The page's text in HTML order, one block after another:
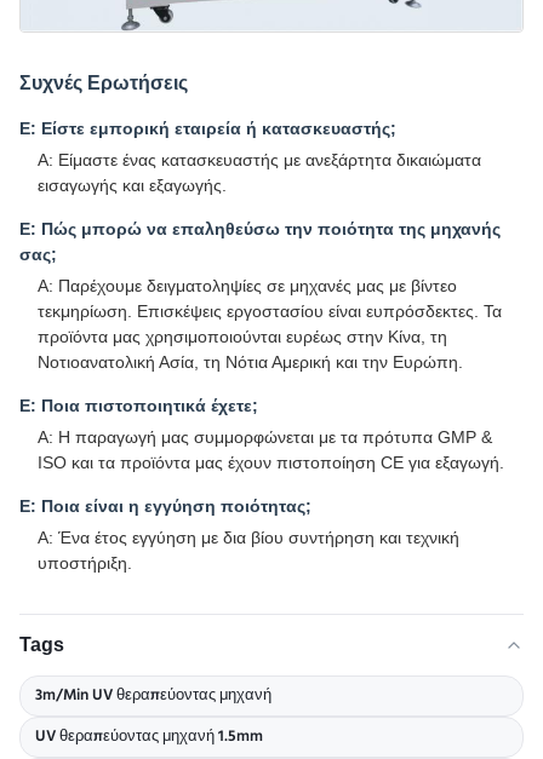
Συχνές Ερωτήσεις
Ε: Είστε εμπορική εταιρεία ή κατασκευαστής;
Α: Είμαστε ένας κατασκευαστής με ανεξάρτητα δικαιώματα
εισαγωγής και εξαγωγής.
Ε: Πώς μπορώ να επαληθεύσω την ποιότητα της μηχανής
σας;
Α: Παρέχουμε δειγματοληψίες σε μηχανές μας με βίντεο
τεκμηρίωση. Επισκέψεις εργοστασίου είναι ευπρόσδεκτες. Τα
προϊόντα μας χρησιμοποιούνται ευρέως στην Κίνα, τη
Νοτιοανατολική Ασία, τη Νότια Αμερική και την Ευρώπη.
Ε: Ποια πιστοποιητικά έχετε;
Α: Η παραγωγή μας συμμορφώνεται με τα πρότυπα GMP &
ISO και τα προϊόντα μας έχουν πιστοποίηση CE για εξαγωγή.
Ε: Ποια είναι η εγγύηση ποιότητας;
Α: Ένα έτος εγγύηση με δια βίου συντήρηση και τεχνική
υποστήριξη.
Tags
3m/Min UV θεραπεύοντας μηχανή
UV θεραπεύοντας μηχανή 1.5mm